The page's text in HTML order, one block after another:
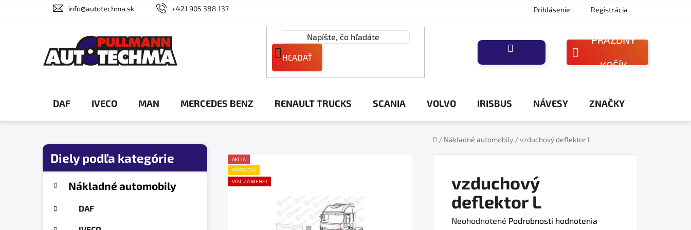
info@autotechma.sk +421 905 388 137 Prihlásenie Registrácia
HĽADAŤ
NÁKUPNÝ
PRÁZDNY
KOŠÍK
DAF IVECO MAN MERCEDES BENZ RENAULT TRUCKS SCANIA VOLVO IRISBUS NÁVESY ZNAČKY
/ Nákladné automobily /vzduchový deflektor L
B
kategórieNákladné automobily
DAF
vzduchový
deflektor L
Priemerné
Neohodnotené Podrobnosti hodnotenia
AKCIA
VÝPREDAJ
VIAC ZA MENEJ